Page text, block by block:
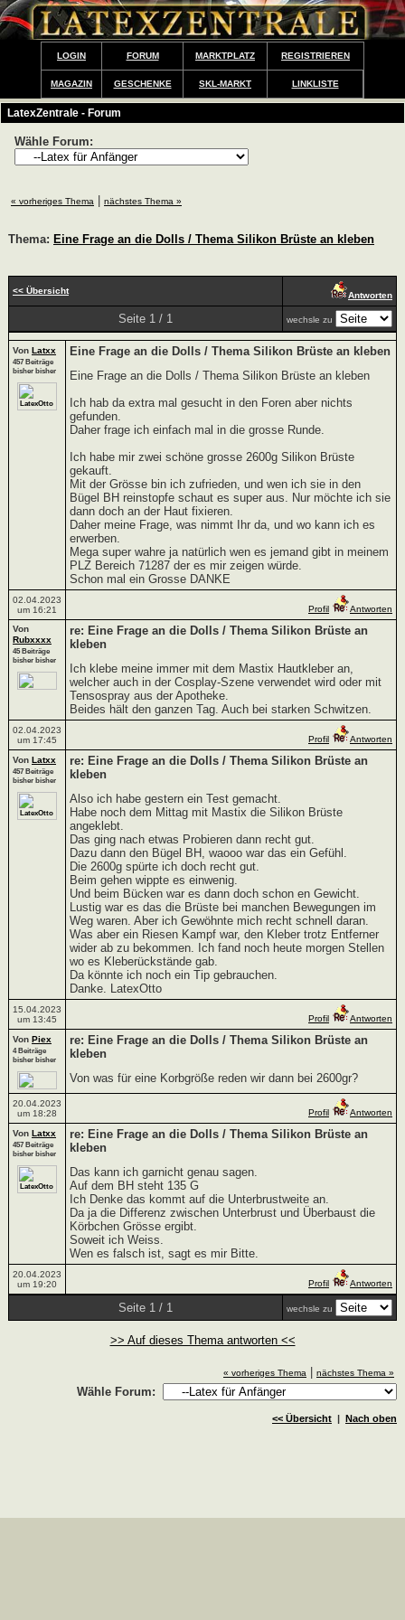
LOGIN FORUM MARKTPLATZ REGISTRIEREN
MAGAZIN GESCHENKE SKL-MARKT LINKLISTE
LatexZentrale - Forum
Wähle Forum:
« vorheriges Thema nächstes Thema »
Thema: Eine Frage an die Dolls / Thema Silikon Brüste an kleben
<< Übersicht Antworten
Seite 1 / 1 wechsle zu
Von Latxx
457 Beiträge
bisher bisher
Eine Frage an die Dolls / Thema Silikon Brüste an kleben
Eine Frage an die Dolls / Thema Silikon Brüste an kleben
Ich hab da extra mal gesucht in den Foren aber nichts
gefunden.
Daher frage ich einfach mal in die grosse Runde.
Ich habe mir zwei schöne grosse 2600g Silikon Brüste
gekauft.
Mit der Grösse bin ich zufrieden, und wen ich sie in den
Bügel BH reinstopfe schaut es super aus. Nur möchte ich sie
dann doch an der Haut fixieren.
Daher meine Frage, was nimmt Ihr da, und wo kann ich es
erwerben.
Mega super wahre ja natürlich wen es jemand gibt in meinem
PLZ Bereich 71287 der es mir zeigen würde.
Schon mal ein Grosse DANKE
02.04.2023
um 16:21
Profil
Antworten
Von
Rubxxxx
45 Beiträge
bisher bisher
re: Eine Frage an die Dolls / Thema Silikon Brüste an
kleben
Ich klebe meine immer mit dem Mastix Hautkleber an,
welcher auch in der Cosplay-Szene verwendet wird oder mit
Tensospray aus der Apotheke.
Beides hält den ganzen Tag. Auch bei starken Schwitzen.
02.04.2023
um 17:45
Profil Antworten
Von Latxx
457 Beiträge
bisher bisher
re: Eine Frage an die Dolls / Thema Silikon Brüste an
kleben
Also ich habe gestern ein Test gemacht.
Habe noch dem Mittag mit Mastix die Silikon Brüste
angeklebt.
Das ging nach etwas Probieren dann recht gut.
Dazu dann den Bügel BH, waooo war das ein Gefühl.
Die 2600g spürte ich doch recht gut.
Beim gehen wippte es einwenig.
Und beim Bücken war es dann doch schon en Gewicht.
Lustig war es das die Brüste bei manchen Bewegungen im
Weg waren. Aber ich Gewöhnte mich recht schnell daran.
Was aber ein Riesen Kampf war, den Kleber trotz Entferner
wider ab zu bekommen. Ich fand noch heute morgen Stellen
wo es Kleberückstände gab.
Da könnte ich noch ein Tip gebrauchen.
Danke. LatexOtto
15.04.2023
um 13:45
Profil Antworten
Von Piex
4 Beiträge
bisher bisher
re: Eine Frage an die Dolls / Thema Silikon Brüste an
kleben
Von was für eine Korbgröße reden wir dann bei 2600gr?
20.04.2023
um 18:28
Profil Antworten
Von Latxx
457 Beiträge
bisher bisher
re: Eine Frage an die Dolls / Thema Silikon Brüste an
kleben
Das kann ich garnicht genau sagen.
Auf dem BH steht 135 G
Ich Denke das kommt auf die Unterbrustweite an.
Da ja die Differenz zwischen Unterbrust und Überbaust die
Körbchen Grösse ergibt.
Soweit ich Weiss.
Wen es falsch ist, sagt es mir Bitte.
20.04.2023
um 19:20
Profil Antworten
Seite 1 / 1 wechsle zu
>> Auf dieses Thema antworten <<
« vorheriges Thema nächstes Thema »
Wähle Forum:
<< Übersicht | Nach oben